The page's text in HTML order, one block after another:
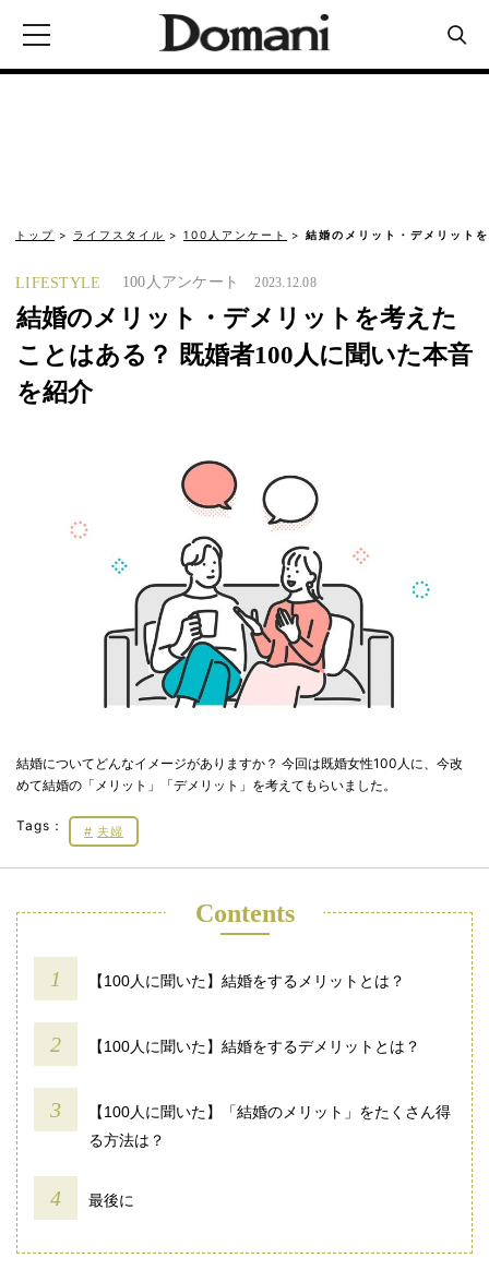
トップ ライフスタイル 100人アンケート 結婚のメリット・デメリット
LIFESTYLE 100人アンケート 2023.12.08
結婚のメリット・デメリットを考えた
ことはある？ 既婚者100人に聞いた本音
を紹介
結婚についてどんなイメージがありますか？ 今回は既婚女性100人に、今改
めて結婚の「メリット」「デメリット」を考えてもらいました。
Tags： 夫婦
Contents
【100人に聞いた】結婚をするメリットとは？
【100人に聞いた】結婚をするデメリットとは？
【100人に聞いた】「結婚のメリット」をたくさん得
る方法は？
最後に